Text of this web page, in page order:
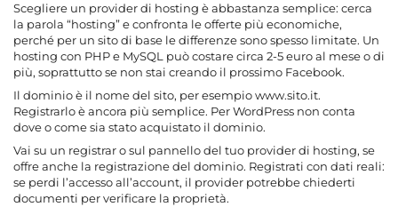
Scegliere un provider di hosting è abbastanza semplice: cerca
la parola “hosting” e confronta le offerte più economiche,
perché per un sito di base le differenze sono spesso limitate. Un
hosting con PHP e MySQL può costare circa 2-5 euro al mese o di
più, soprattutto se non stai creando il prossimo Facebook.
Il dominio è il nome del sito, per esempio www.sito.it.
Registrarlo è ancora più semplice. Per WordPress non conta
dove o come sia stato acquistato il dominio.
Vai su un registrar o sul pannello del tuo provider di hosting, se
offre anche la registrazione del dominio. Registrati con dati reali:
se perdi l’accesso all’account, il provider potrebbe chiederti
documenti per verificare la proprietà.